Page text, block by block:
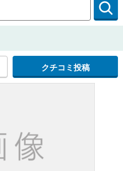
クチコミ投稿